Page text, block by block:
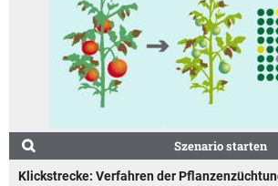
Szenario starten
Klickstrecke: Verfahren der